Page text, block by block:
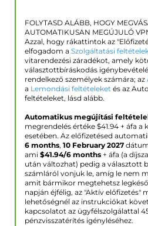
FOLYTASD ALÁBB, HOGY
AUTOMATIKUSAN MEGÚJULÓ
Azzal, hogy rákattintok az
elfogadom a Szolgáltatási
vitarendezési záradékot, amely
választottbíráskodás
rendelkező személyek számára; az
a Lemondási feltételeket és az
feltételeket, lásd alább.
Automatikus megújítási
megrendelés értéke $41.94 + áfa a
esetében. Az előfizetésed
6 months, 10 February 2027
ami $41.94/6 months + áfa (a
után változhat) pedig a választott
számláról vonjuk le, amíg le nem
amit bármikor megtehetsz
napján éjfélig, az "Aktív előfizetés"
lehetőségnél az instrukciókat
kapcsolatot az ügyfélszolgálattal
pénzvisszatérítés igényléséhez.